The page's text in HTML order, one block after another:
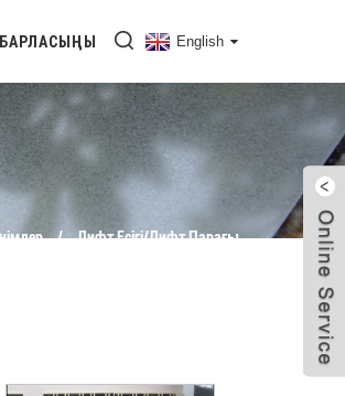
English
Лифт Есігі/лифт Парағы